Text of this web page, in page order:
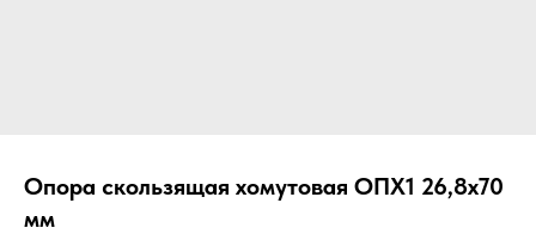
Опора скользящая хомутовая ОПХ1 26,8х70
мм